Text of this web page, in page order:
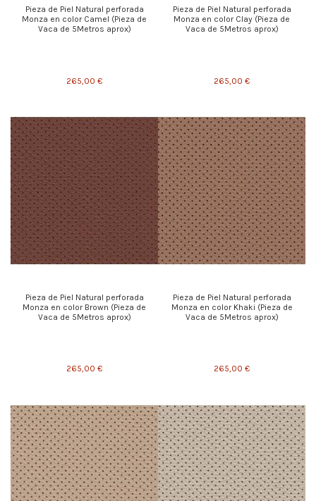
Pieza de Piel Natural perforada
Monza en color Camel (Pieza de
Vaca de 5Metros aprox)
265,00 €
Pieza de Piel Natural perforada
Monza en color Clay (Pieza de
Vaca de 5Metros aprox)
265,00 €
Pieza de Piel Natural perforada
Monza en color Brown (Pieza de
Vaca de 5Metros aprox)
265,00 €
Pieza de Piel Natural perforada
Monza en color Khaki (Pieza de
Vaca de 5Metros aprox)
265,00 €